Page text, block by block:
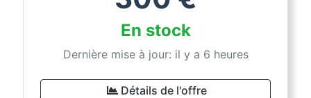
En stock
Dernière mise à jour: il y a 6 heures
Détails de l'offre